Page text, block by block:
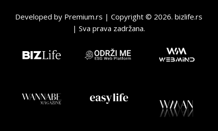
Developed by Premium.rs | Copyright © 2026.bizlife.rs
| Sva prava zadržana.